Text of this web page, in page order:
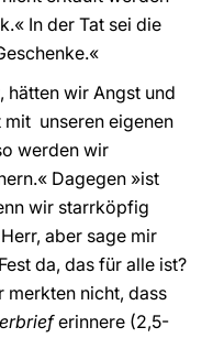
In der Tat sei die
hätten wir Angst und
unseren eigenen
werden wir
Dagegen »ist
wir starrköpfig
aber sage mir
da, das für alle ist?
merkten nicht, dass
erinnere (2,5-